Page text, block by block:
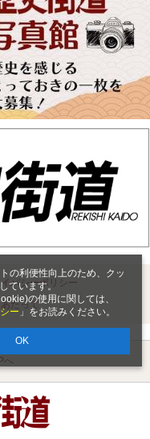
の利便性向上のため、クッ
ています。
の使用に関しては、
ー 」をお読みください。
OK
バシーポリシー
たって
へ